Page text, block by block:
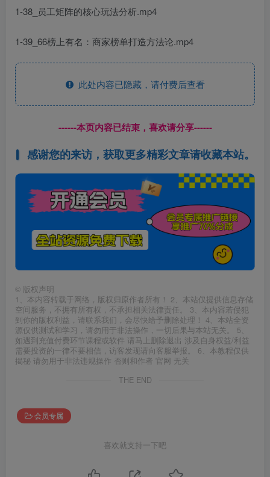
1-38_员工矩阵的核心玩法分析.mp4
1-39_66榜上有名：商家榜单打造方法论.mp4
此处内容已隐藏，请付费后查看
------本页内容已结束，喜欢请分享------
感谢您的来访，获取更多精彩文章请收藏本站。
© 版权声明
1、本内容转载于网络，版权归原作者所有！ 2、本站仅提供信息存储
空间服务，不拥有所有权，不承担相关法律责任。 3、本内容若侵犯
到你的版权利益，请联系我们，会尽快给予删除处理！ 4、本站全资
源仅供测试和学习，请勿用于非法操作，一切后果与本站无关。 5、
如遇到充值付费环节课程或软件 请马上删除退出 涉及自身权益/利益
需要投资的一律不要相信，访客发现请向客服举报。 6、本教程仅供
揭秘 请勿用于非法违规操作 否则和作者 官网 无关
THE END
会员专属
喜欢就支持一下吧